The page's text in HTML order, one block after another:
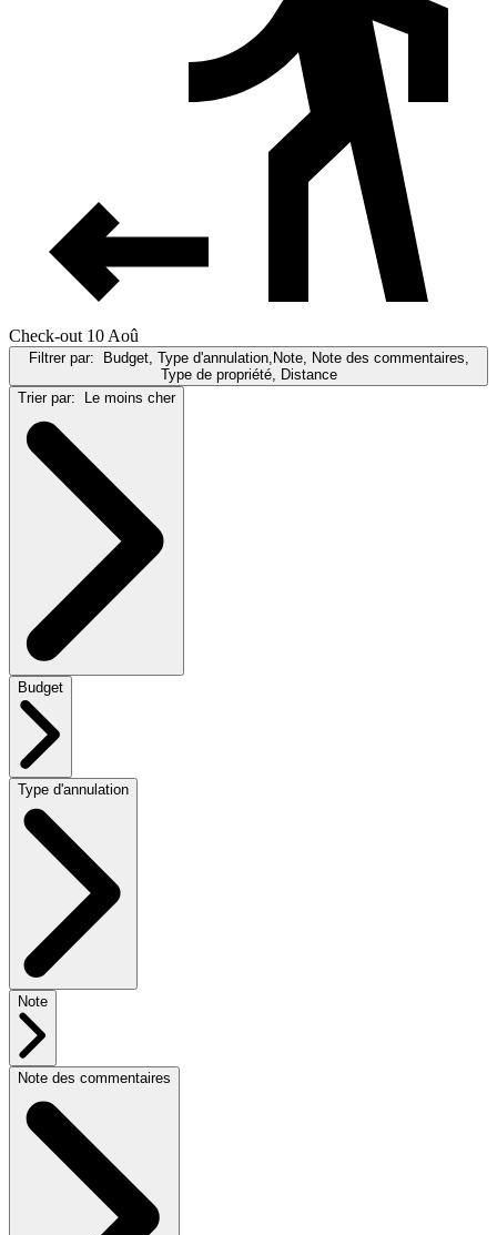
Check-out 10 Aoû
Filtrer par:
Budget, Type d'annulation,Note, Note des commentaires,
Type de propriété, Distance
Trier par:
Le moins cher
Budget
Type d'annulation
Note
Note des commentaires